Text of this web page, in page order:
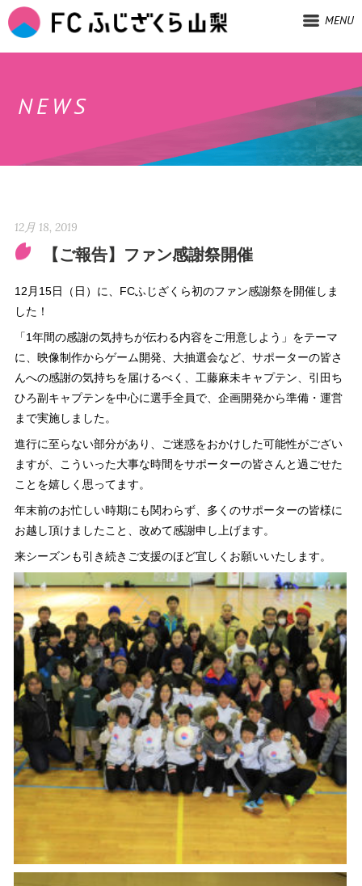
MENU
NEWS
12月 18, 2019
【ご報告】ファン感謝祭開催
12月15日（日）に、FCふじざくら初のファン感謝祭を開催しま
した！
「1年間の感謝の気持ちが伝わる内容をご用意しよう」をテーマ
に、映像制作からゲーム開発、大抽選会など、サポーターの皆さ
んへの感謝の気持ちを届けるべく、工藤麻未キャプテン、引田ち
ひろ副キャプテンを中心に選手全員で、企画開発から準備・運営
まで実施しました。
進行に至らない部分があり、ご迷惑をおかけした可能性がござい
ますが、こういった大事な時間をサポーターの皆さんと過ごせた
ことを嬉しく思ってます。
年末前のお忙しい時期にも関わらず、多くのサポーターの皆様に
お越し頂けましたこと、改めて感謝申し上げます。
来シーズンも引き続きご支援のほど宜しくお願いいたします。